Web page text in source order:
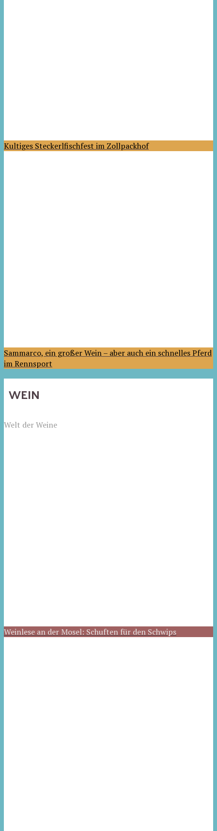
Kultiges Steckerlfischfest im Zollpackhof
Sammarco, ein großer Wein – aber auch ein schnelles Pferd
im Rennsport
WEIN
Welt der Weine
Weinlese an der Mosel: Schuften für den Schwips